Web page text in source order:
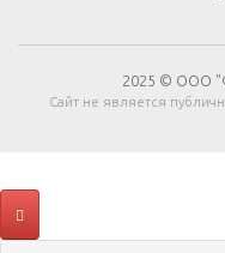
2025 © ООО
Сайт не является